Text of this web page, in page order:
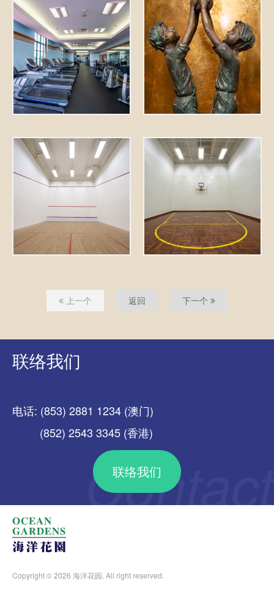
上一个 返回 下一个
联络我们
电话: (853) 2881 1234 (澳门)
(852) 2543 3345 (香港)
联络我们
Copyright © 2026 海洋花园. All right reserved.